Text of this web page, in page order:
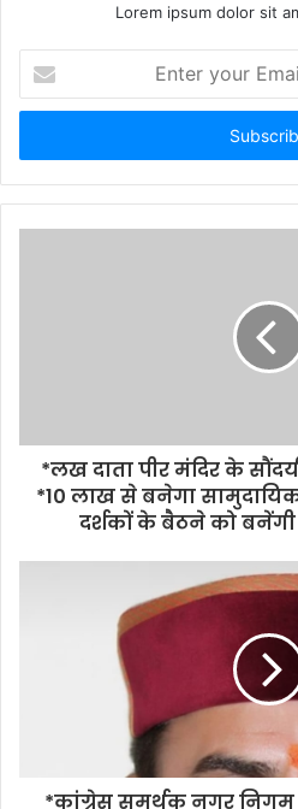
Lorem ipsum dolor sit
your
Email
*लख दाता पीर मंदिर के
*10 लाख से बनेगा
दर्शकों के बैठने को बनेंगी
*कांग्रेस समर्थक नगर